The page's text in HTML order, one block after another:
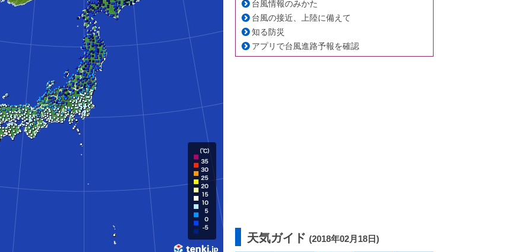
台風情報のみかた
台風の接近、上陸に備えて
知る防災
アプリで台風進路予報を確認
天気ガイド (2018年02月18日)